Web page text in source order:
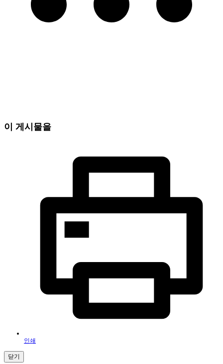
이 게시물을
인쇄
닫기